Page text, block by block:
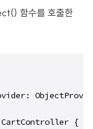
함수를 호출한
{